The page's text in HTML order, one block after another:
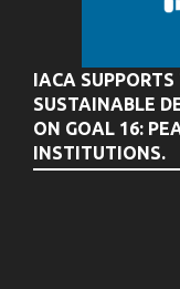
IACA
SUSTAINABLE
ON GOAL 16:
INSTITUTIONS.